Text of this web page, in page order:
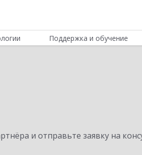
Поддержка и обучение
и отправьте заявку на